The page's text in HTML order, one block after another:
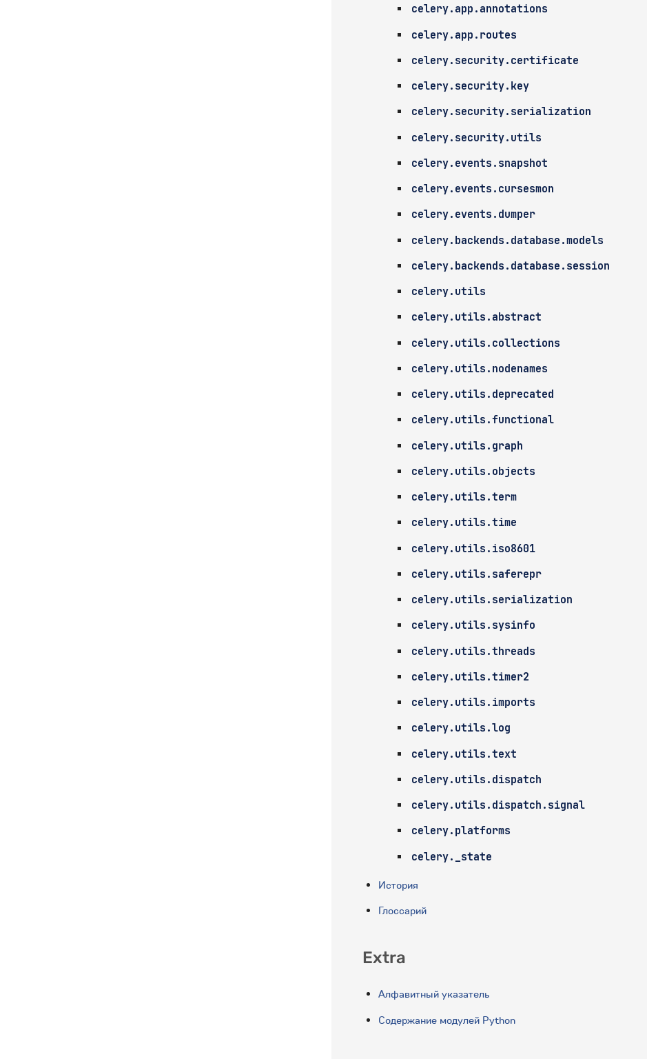
celery.app.annotations
celery.app.routes
celery.security.certificate
celery.security.key
celery.security.serialization
celery.security.utils
celery.events.snapshot
celery.events.cursesmon
celery.events.dumper
celery.backends.database.models
celery.backends.database.session
celery.utils
celery.utils.abstract
celery.utils.collections
celery.utils.nodenames
celery.utils.deprecated
celery.utils.functional
celery.utils.graph
celery.utils.objects
celery.utils.term
celery.utils.time
celery.utils.iso8601
celery.utils.saferepr
celery.utils.serialization
celery.utils.sysinfo
celery.utils.threads
celery.utils.timer2
celery.utils.imports
celery.utils.log
celery.utils.text
celery.utils.dispatch
celery.utils.dispatch.signal
celery.platforms
celery._state
История
Глоссарий
Extra
Алфавитный указатель
Содержание модулей Python